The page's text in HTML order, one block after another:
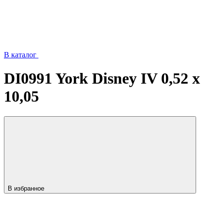
В каталог
DI0991 York Disney IV 0,52 x
10,05
В избранное